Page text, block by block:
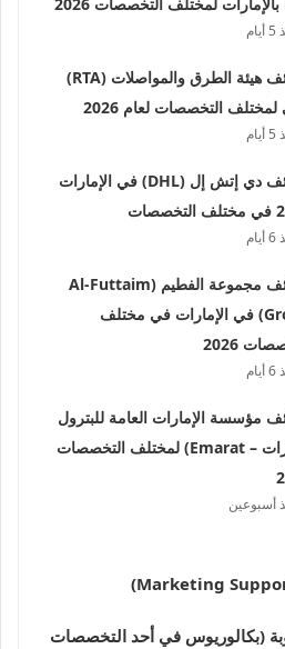
وظائف هيئة الطرق والمواصلات (RTA)
لمختلف التخصصات لعام 2026
وظائف دي إتش إل (DHL) في الإمارات
وظائف مجموعة الفطيم (Al-Futtaim
Group) في الإمارات في مختلف
2026
مؤسسة الإمارات العامة للبترول
(إمارات – Emarat) لمختلف التخصصات
أسبوعين
(بكالوريوس في أحد التخصصات